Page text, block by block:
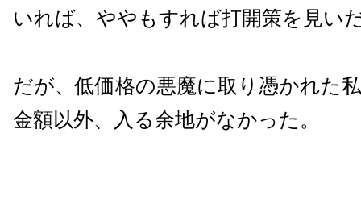
いれば、ややもすれば打開策を見い
だが、低価格の悪魔に取り憑かれた
金額以外、入る余地がなかった。